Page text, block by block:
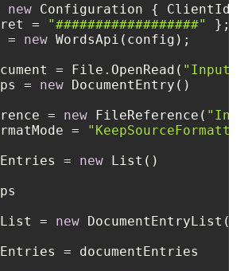
new Configuration { ClientId
=
"##################"
= new WordsApi(config);
= File.OpenRead(
= new DocumentEntry()
=
new FileReference(
=
= new List()
= new DocumentEntryList()
= documentEntries